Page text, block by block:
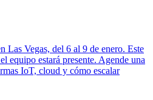
Las Vegas, del 6 al 9 de enero. Este
equipo estará presente. Agende una
IoT, cloud y cómo escalar